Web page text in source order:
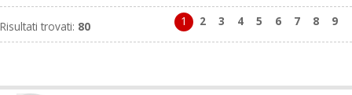
1 2 3 4 5 6 7 8 9
Risultati trovati: 80